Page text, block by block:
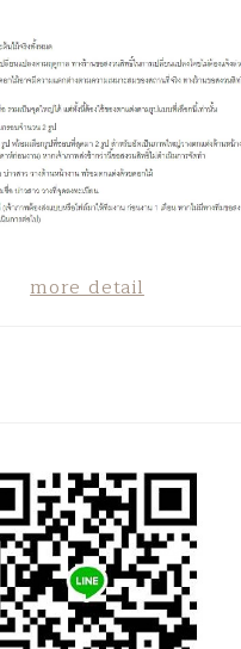
more detail